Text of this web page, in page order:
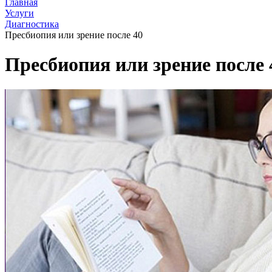
Главная
Услуги
Диагностика
Пресбиопия или зрение после 40
Пресбиопия или зрение после